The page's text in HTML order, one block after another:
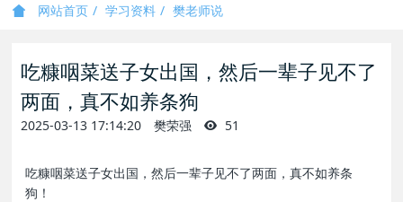
网站首页 学习资料 樊老师说
吃糠咽菜送子女出国，然后一辈子见不了
两面，真不如养条狗
2025-03-13 17:14:20 樊荣强 51
吃糠咽菜送子女出国，然后一辈子见不了两面，真不如养条
狗！